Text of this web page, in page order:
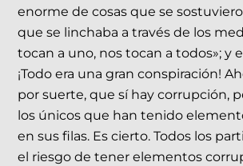
enorme de cosas que se
que se linchaba a través de los
tocan a uno, nos tocan a todos»; y
¡Todo era una gran conspiración!
por suerte, que sí hay corrupción,
los únicos que han tenido
en sus filas. Es cierto. Todos los
el riesgo de tener elementos